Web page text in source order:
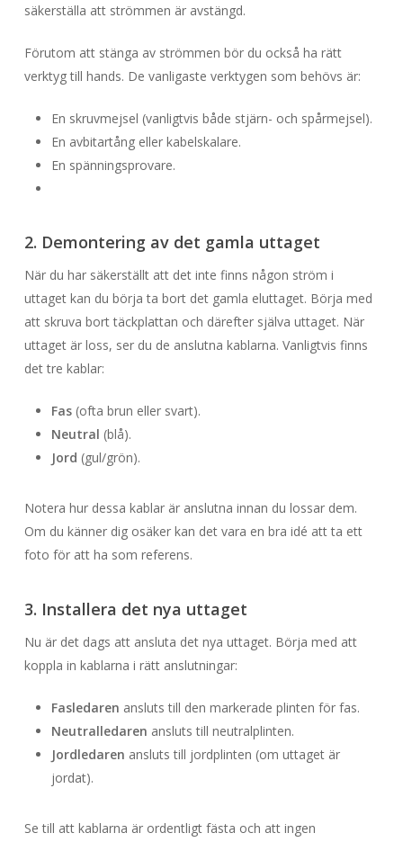
säkerställa att strömmen är avstängd.
Förutom att stänga av strömmen bör du också ha rätt
verktyg till hands. De vanligaste verktygen som behövs är:
En skruvmejsel (vanligtvis både stjärn- och spårmejsel).
En avbitartång eller kabelskalare.
En spänningsprovare.
2. Demontering av det gamla uttaget
När du har säkerställt att det inte finns någon ström i
uttaget kan du börja ta bort det gamla eluttaget. Börja med
att skruva bort täckplattan och därefter själva uttaget. När
uttaget är loss, ser du de anslutna kablarna. Vanligtvis finns
det tre kablar:
Fas(ofta brun eller svart).
Neutral (blå).
Jord (gul/grön).
Notera hur dessa kablar är anslutna innan du lossar dem.
Om du känner dig osäker kan det vara en bra idé att ta ett
foto för att ha som referens.
3. Installera det nya uttaget
Nu är det dags att ansluta det nya uttaget. Börja med att
koppla in kablarna i rätt anslutningar:
Fasledaren ansluts till den markerade plinten för fas.
Neutralledaren ansluts till neutralplinten.
Jordledaren ansluts till jordplinten (om uttaget är
jordat).
Se till att kablarna är ordentligt fästa och att ingen